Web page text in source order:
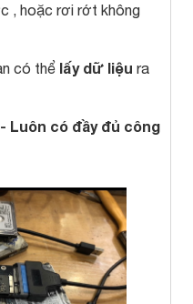
, hoặc rơi rớt không
có thể lấy dữ liệu ra
Luôn có đầy đủ công